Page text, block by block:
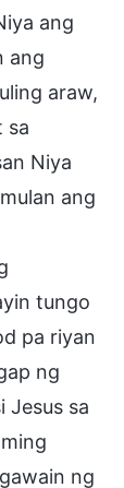
ang
ang
araw,
sa
Niya
ang
tungo
pa riyan
ng
Jesus sa
ng